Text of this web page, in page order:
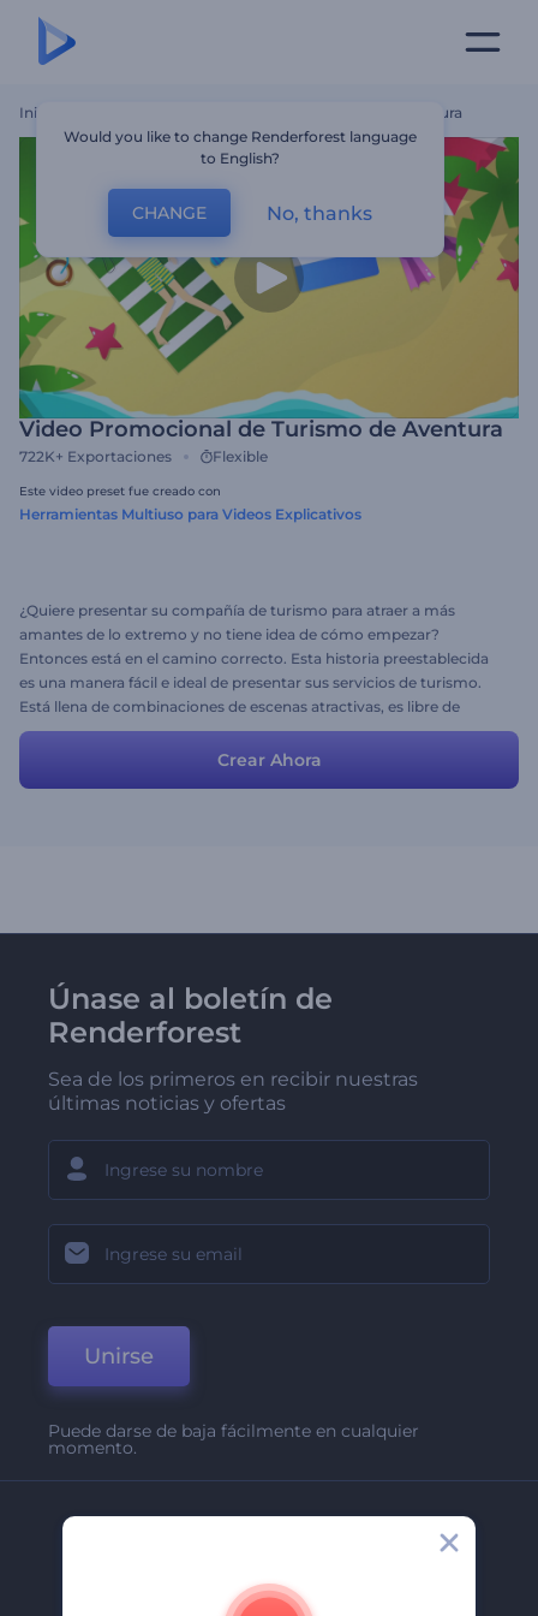
Inicio Video Promocional De Turismo De Aventura
Video Promocional de Turismo de Aventura
722K+ Exportaciones Flexible
Este video preset fue creado con
Herramientas Multiuso para Videos Explicativos
¿Quiere presentar su compañía de turismo para atraer a más
amantes de lo extremo y no tiene idea de cómo empezar?
Entonces está en el camino correcto. Esta historia preestablecida
es una manera fácil e ideal de presentar sus servicios de turismo.
Está llena de combinaciones de escenas atractivas, es libre de
usarlas y editarlas para ajustarlas a sus propias ideas y necesidades.
Acelere el proceso de creación de su video y obtenga su video
promocional bajo la mejor luz.
Crear Ahora
Únase al boletín de
Renderforest
Sea de los primeros en recibir nuestras
últimas noticias y ofertas
Unirse
Puede darse de baja fácilmente en cualquier
momento.
Would you like to change Renderforest language
to English?
CHANGE No, thanks